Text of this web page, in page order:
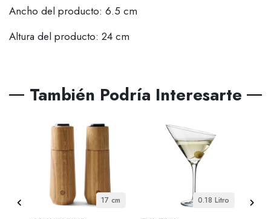
Ancho del producto: 6.5 cm
Altura del producto: 24 cm
También Podría Interesarte
17 cm 0.18 Litro